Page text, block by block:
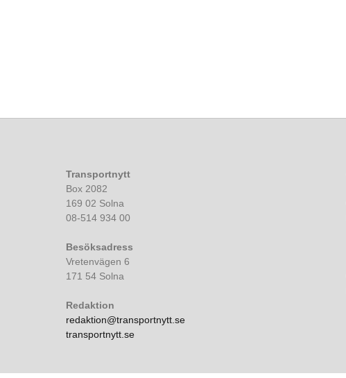
Transportnytt
Box 2082
169 02 Solna
08-514 934 00
Besöksadress
Vretenvägen 6
171 54 Solna
Redaktion
redaktion@transportnytt.se
transportnytt.se